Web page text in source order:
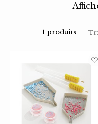
1 produits